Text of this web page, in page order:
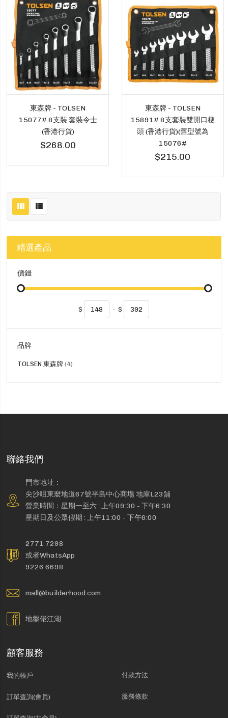
東森牌 - TOLSEN
15077# 8支裝 套裝令士
(香港行貨)
$268.00
東森牌 - TOLSEN
15891# 8支套裝雙開口梗
頭 (香港行貨)(舊型號為
15076#
$215.00
精選產品
價錢
$ - $
品牌
TOLSEN 東森牌 4貨
聯絡我們
門市地址：
尖沙咀東麼地道67號半島中心商場 地庫L23舖
營業時間：星期一至六 : 上午09:30 - 下午6:30
星期日及公眾假期 : 上午11:00 - 下午6:00
2771 7298
或者WhatsApp
9226 6698
mall@builderhood.com
地盤佬江湖
顧客服務
我的帳戶
訂單查詢(會員)
付款方法
服務條款